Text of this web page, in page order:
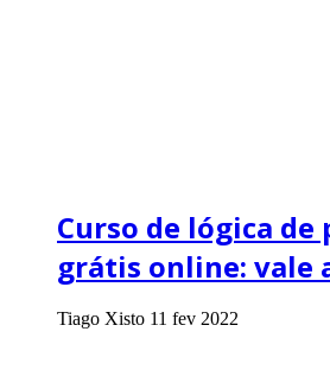
Curso de lógica de
grátis online: vale
Tiago Xisto 11 fev 2022